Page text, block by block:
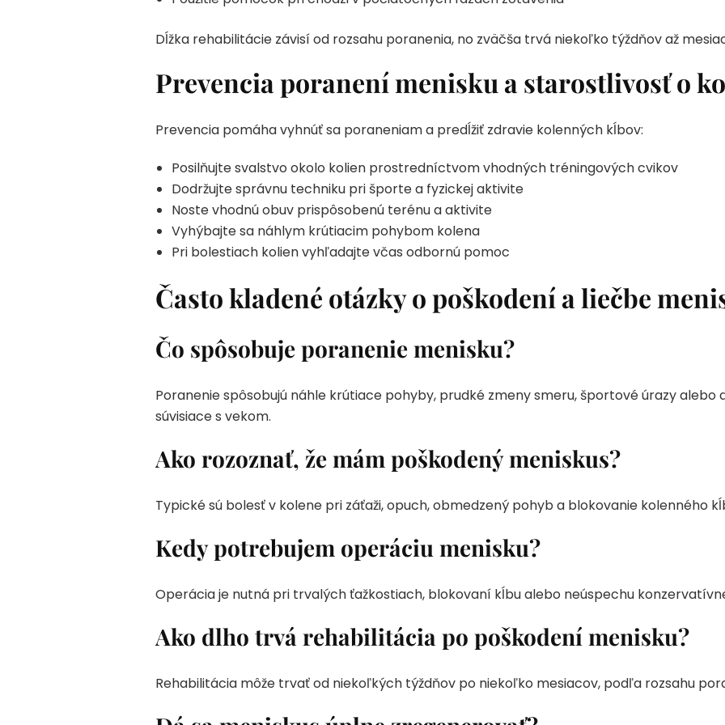
Dĺžka rehabilitácie závisí od rozsahu poranenia, no zväčša trvá niekoľko týždňov až
Prevencia poranení menisku a starostlivosť o
Prevencia pomáha vyhnúť sa poraneniam a predĺžiť zdravie kolenných kĺbov:
Posilňujte svalstvo okolo kolien prostredníctvom vhodných tréningových cvikov
Dodržujte správnu techniku pri športe a fyzickej aktivite
Noste vhodnú obuv prispôsobenú terénu a aktivite
Vyhýbajte sa náhlym krútiacim pohybom kolena
Pri bolestiach kolien vyhľadajte včas odbornú pomoc
Často kladené otázky o poškodení a liečbe
Čo spôsobuje poranenie menisku?
Poranenie spôsobujú náhle krútiace pohyby, prudké zmeny smeru, športové úrazy
súvisiace s vekom.
Ako rozoznať, že mám poškodený meniskus?
Typické sú bolesť v kolene pri záťaži, opuch, obmedzený pohyb a blokovanie kolenného
Kedy potrebujem operáciu menisku?
Operácia je nutná pri trvalých ťažkostiach, blokovaní kĺbu alebo neúspechu
Ako dlho trvá rehabilitácia po poškodení menisku?
Rehabilitácia môže trvať od niekoľkých týždňov po niekoľko mesiacov, podľa rozsahu